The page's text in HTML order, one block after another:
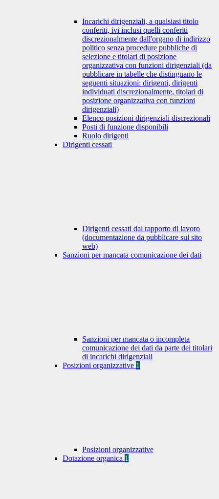
Incarichi dirigenziali, a qualsiasi titolo
conferiti, ivi inclusi quelli conferiti
discrezionalmente dall'organo di indirizzo
politico senza procedure pubbliche di
selezione e titolari di posizione
organizzativa con funzioni dirigenziali (da
pubblicare in tabelle che distinguano le
seguenti situazioni: dirigenti, dirigenti
individuati discrezionalmente, titolari di
posizione organizzativa con funzioni
dirigenziali)
Elenco posizioni dirigenziali discrezionali
Posti di funzione disponibili
Ruolo dirigenti
Dirigenti cessati
Dirigenti cessati dal rapporto di lavoro
(documentazione da pubblicare sul sito
web)
Sanzioni per mancata comunicazione dei dati
Sanzioni per mancata o incompleta
comunicazione dei dati da parte dei titolari
di incarichi dirigenziali
Posizioni organizzative 1
Posizioni organizzative
Dotazione organica 1